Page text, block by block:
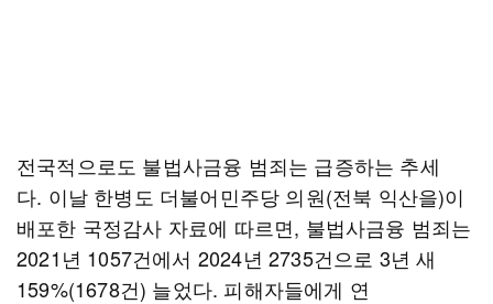
전국적으로도 불법사금융 범죄는 급증하는 추세
다. 이날 한병도 더불어민주당 의원(전북 익산을)이
배포한 국정감사 자료에 따르면, 불법사금융 범죄는
2021년 1057건에서 2024년 2735건으로 3년 새
159%(1678건) 늘었다. 피해자들에게 연